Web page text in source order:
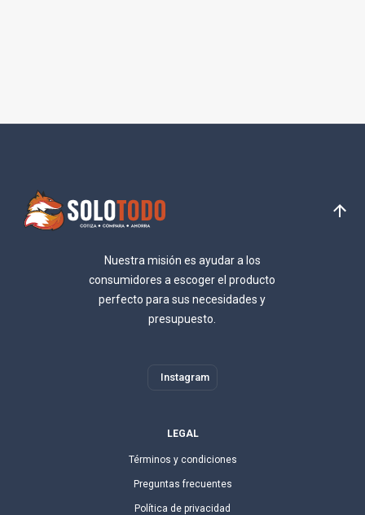
Nuestra misión es ayudar a los
consumidores a escoger el producto
perfecto para sus necesidades y
presupuesto.
Instagram
LEGAL
Términos y condiciones
Preguntas frecuentes
Política de privacidad